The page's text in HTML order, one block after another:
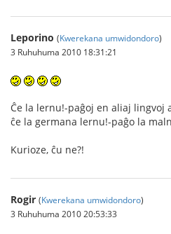
Leporino (Kwerekana umwidondoro)
3 Ruhuhuma 2010 18:31:21
Ĉe la lernu!-paĝoj en aliaj lingvoj
ĉe la germana lernu!-paĝo la
Kurioze, ĉu ne?!
Rogir (Kwerekana umwidondoro)
3 Ruhuhuma 2010 20:53:33